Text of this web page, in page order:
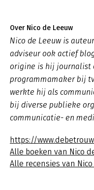
Over Nico de Leeuw
Nico de Leeuw is
adviseur ook actief
origine is hij journalist
programmamaker bij
werkte hij als
bij diverse publieke
communicatie- en
https://
Alle boeken van Nico
Alle recensies van